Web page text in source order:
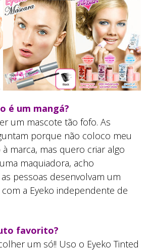
é um mangá?
um mascote tão fofo. As
porque não coloco meu
marca, mas quero criar algo
maquiadora, acho
pessoas desenvolvam um
a Eyeko independente de
favorito?
um só!! Uso o Eyeko Tinted